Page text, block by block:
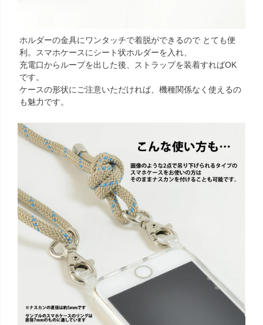
ホルダーの金具にワンタッチで着脱ができるので とても便
利。スマホケースにシート状ホルダーを入れ、
充電口からループを出した後、ストラップを装着すればOK
です。
ケースの形状にご注意いただければ、機種関係なく使えるの
も魅力です。